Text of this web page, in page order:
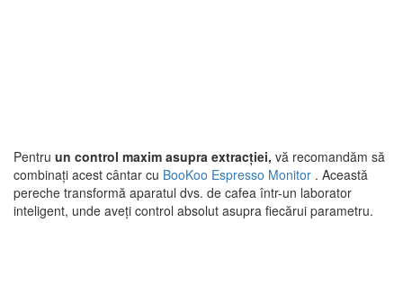
Pentru un control maxim asupra extracției, vă recomandăm să
combinați acest cântar cu BooKoo Espresso Monitor . Această
pereche transformă aparatul dvs. de cafea într-un laborator
inteligent, unde aveți control absolut asupra fiecărui parametru.